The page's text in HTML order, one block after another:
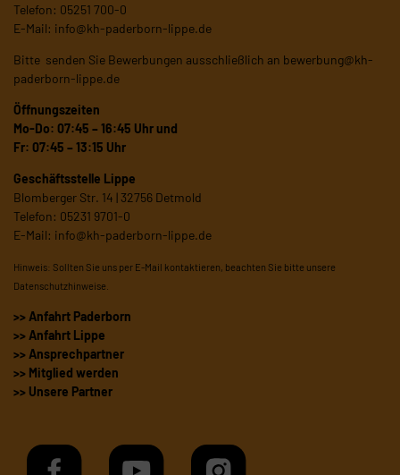
Telefon: 05251 700-0
E-Mail: info@kh-paderborn-lippe.de
Bitte senden Sie Bewerbungen ausschließlich an bewerbung@kh-
paderborn-lippe.de
Öffnungszeiten
Mo-Do: 07:45 – 16:45 Uhr und
Fr: 07:45 – 13:15 Uhr
Geschäftsstelle Lippe
Blomberger Str. 14 | 32756 Detmold
Telefon: 05231 9701-0
E-Mail: info@kh-paderborn-lippe.de
Hinweis: Sollten Sie uns per E-Mail kontaktieren, beachten Sie bitte unsere
Datenschutzhinweise
>> Anfahrt Paderborn
>> Anfahrt Lippe
>> Ansprechpartner
>> Mitglied werden
>> Unsere Partner